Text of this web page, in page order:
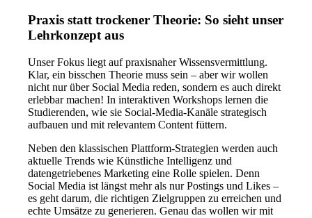
Praxis statt trockener Theorie: So sieht unser
Lehrkonzept aus
Unser Fokus liegt auf praxisnaher Wissensvermittlung.
Klar, ein bisschen Theorie muss sein – aber wir wollen
nicht nur über Social Media reden, sondern es auch direkt
erlebbar machen! In interaktiven Workshops lernen die
Studierenden, wie sie Social-Media-Kanäle strategisch
aufbauen und mit relevantem Content füttern.
Neben den klassischen Plattform-Strategien werden auch
aktuelle Trends wie Künstliche Intelligenz und
datengetriebenes Marketing eine Rolle spielen. Denn
Social Media ist längst mehr als nur Postings und Likes –
es geht darum, die richtigen Zielgruppen zu erreichen und
echte Umsätze zu generieren. Genau das wollen wir mit